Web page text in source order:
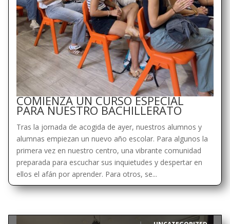
COMIENZA UN CURSO ESPECIAL
PARA NUESTRO BACHILLERATO
Tras la jornada de acogida de ayer, nuestros alumnos y
alumnas empiezan un nuevo año escolar. Para algunos la
primera vez en nuestro centro, una vibrante comunidad
preparada para escuchar sus inquietudes y despertar en
ellos el afán por aprender. Para otros, se...